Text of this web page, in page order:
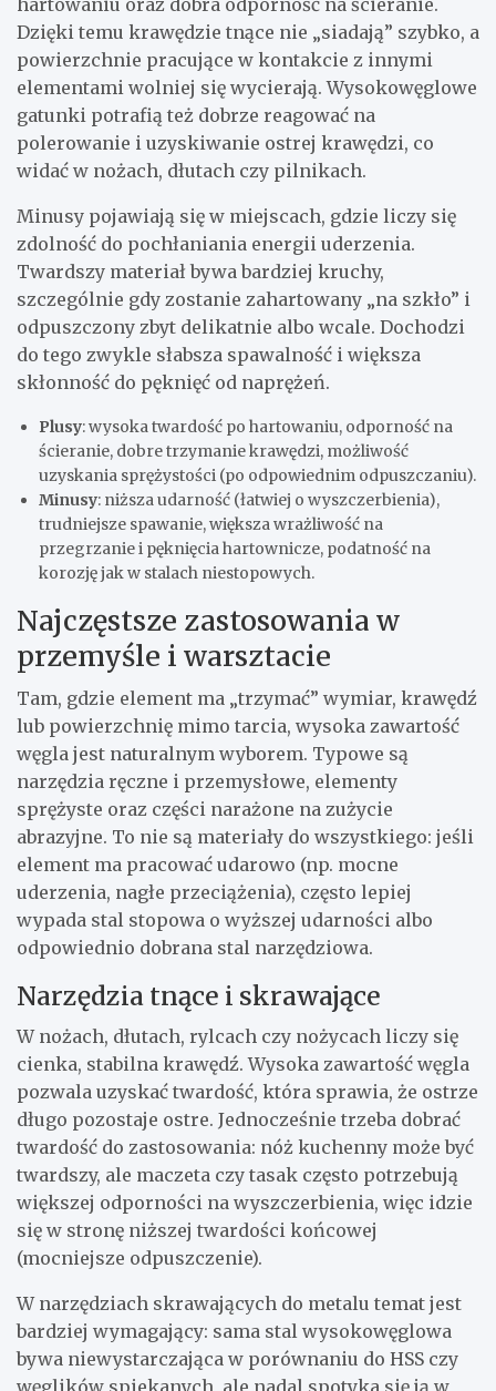
Dzięki temu krawędzie tnące nie „siadają” szybko, a
powierzchnie pracujące w kontakcie z innymi
elementami wolniej się wycierają. Wysokowęglowe
gatunki potrafią też dobrze reagować na
polerowanie i uzyskiwanie ostrej krawędzi, co
widać w nożach, dłutach czy pilnikach.
Minusy pojawiają się w miejscach, gdzie liczy się
zdolność do pochłaniania energii uderzenia.
Twardszy materiał bywa bardziej kruchy,
szczególnie gdy zostanie zahartowany „na szkło” i
odpuszczony zbyt delikatnie albo wcale. Dochodzi
do tego zwykle słabsza spawalność i większa
skłonność do pęknięć od naprężeń.
Plusy: wysoka twardość po hartowaniu, odporność na
ścieranie, dobre trzymanie krawędzi, możliwość
uzyskania sprężystości (po odpowiednim odpuszczaniu).
Minusy: niższa udarność (łatwiej o wyszczerbienia),
trudniejsze spawanie, większa wrażliwość na
przegrzanie i pęknięcia hartownicze, podatność na
korozję jak w stalach niestopowych.
Najczęstsze zastosowania w
przemyśle i warsztacie
Tam, gdzie element ma „trzymać” wymiar, krawędź
lub powierzchnię mimo tarcia, wysoka zawartość
węgla jest naturalnym wyborem. Typowe są
narzędzia ręczne i przemysłowe, elementy
sprężyste oraz części narażone na zużycie
abrazyjne. To nie są materiały do wszystkiego: jeśli
element ma pracować udarowo (np. mocne
uderzenia, nagłe przeciążenia), często lepiej
wypada stal stopowa o wyższej udarności albo
odpowiednio dobrana stal narzędziowa.
Narzędzia tnące i skrawające
W nożach, dłutach, rylcach czy nożycach liczy się
cienka, stabilna krawędź. Wysoka zawartość węgla
pozwala uzyskać twardość, która sprawia, że ostrze
długo pozostaje ostre. Jednocześnie trzeba dobrać
twardość do zastosowania: nóż kuchenny może być
twardszy, ale maczeta czy tasak często potrzebują
większej odporności na wyszczerbienia, więc idzie
się w stronę niższej twardości końcowej
(mocniejsze odpuszczenie).
W narzędziach skrawających do metalu temat jest
bardziej wymagający: sama stal wysokowęglowa
bywa niewystarczająca w porównaniu do HSS czy
węglików spiekanych, ale nadal spotyka się ją w